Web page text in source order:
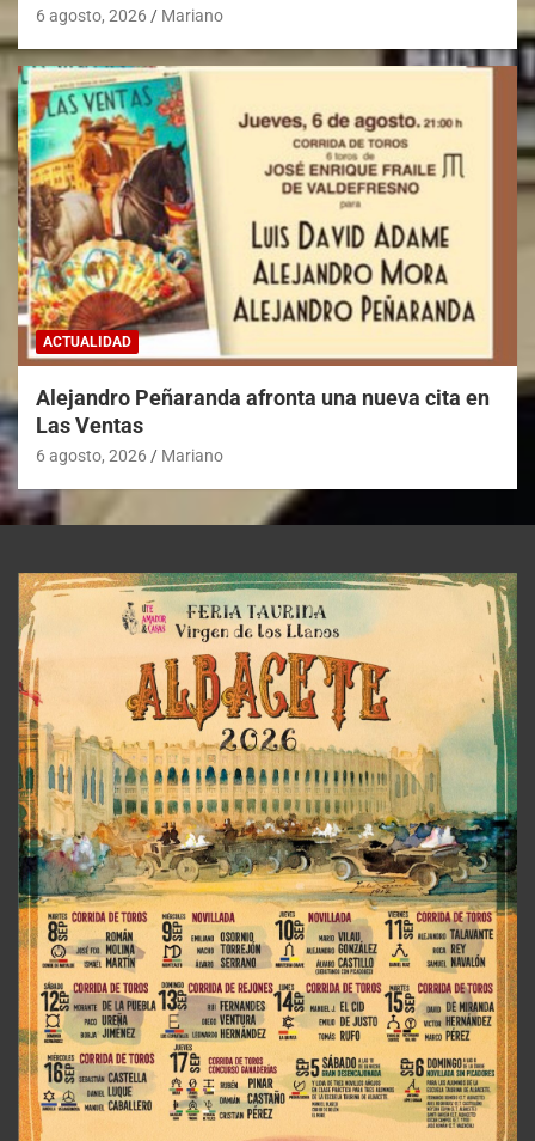
6 agosto, 2026 Mariano
ACTUALIDAD
Alejandro Peñaranda afronta una nueva cita en
Las Ventas
6 agosto, 2026 Mariano